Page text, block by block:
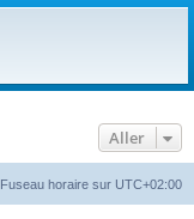
r
Aller
Fuseau horaire sur UTC+02:00